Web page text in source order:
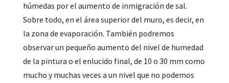
húmedas por el aumento de inmigración de sal.
Sobre todo, en el área superior del muro, es decir, en
la zona de evaporación. También podremos
observar un pequeño aumento del nivel de humedad
de la pintura o el enlucido final, de 10 o 30 mm como
mucho y muchas veces a un nivel que no podemos